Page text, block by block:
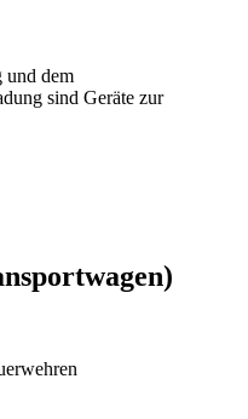
und dem
sind Geräte zur